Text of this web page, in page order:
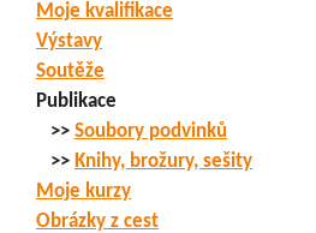
Moje kvalifikace
Výstavy
Soutěže
Publikace
>> Soubory podvinků
>> Knihy, brožury, sešity
Moje kurzy
Obrázky z cest